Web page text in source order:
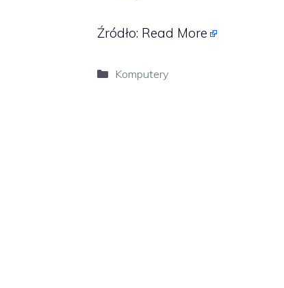
Źródło: Read More
Kategorie
Komputery